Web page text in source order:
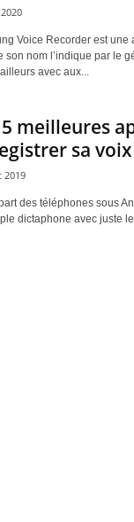
Voice Recorder est
son nom l’indique par le
avec aux...
5 meilleures
sa
2019
des téléphones sous
dictaphone avec juste